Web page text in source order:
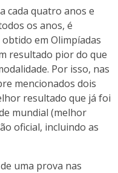
cada quatro anos e
os anos, é
em Olimpíadas
resultado pior do que
Por isso, nas
mencionados dois
resultado que já foi
mundial (melhor
oficial, incluindo as
uma prova nas